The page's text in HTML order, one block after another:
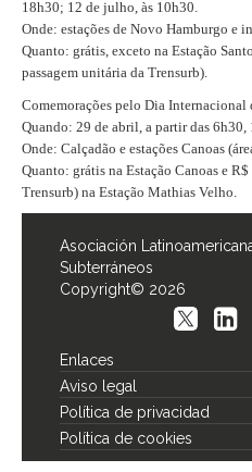
18h30; 12 de julho, às 10h30.
Onde: estações de Novo Hamburgo e
Quanto: grátis, exceto na Estação
passagem unitária da Trensurb).
Comemorações pelo Dia Internacional
Quando: 29 de abril, a partir das 6h30,
Onde: Calçadão e estações Canoas
Quanto: grátis na Estação Canoas e
Trensurb) na Estação Mathias Velho.
Asociación
Subterráneos
Copyright© 2026
Enlaces
Aviso legal
Política de privacidad
Política de cookies